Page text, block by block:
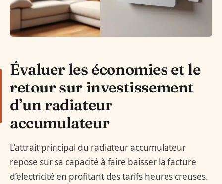
Évaluer les économies et le
retour sur investissement
d’un radiateur
accumulateur
L’attrait principal du radiateur accumulateur
repose sur sa capacité à faire baisser la facture
d’électricité en profitant des tarifs heures creuses.